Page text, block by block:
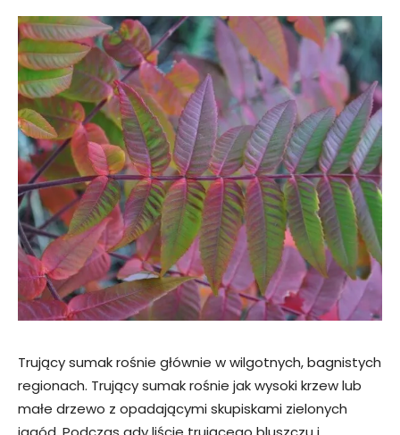
Trujący sumak rośnie głównie w wilgotnych, bagnistych
regionach. Trujący sumak rośnie jak wysoki krzew lub
małe drzewo z opadającymi skupiskami zielonych